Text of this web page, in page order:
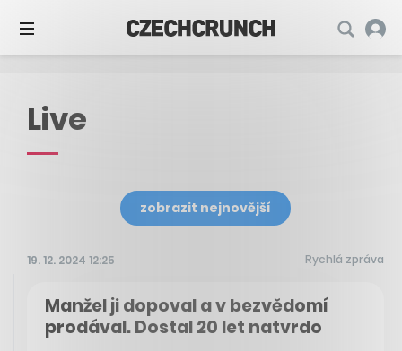
Live
zobrazit nejnovější
19. 12. 2024 12:25 Rychlá zpráva
Manžel ji dopoval a v bezvědomí
prodával. Dostal 20 let natvrdo